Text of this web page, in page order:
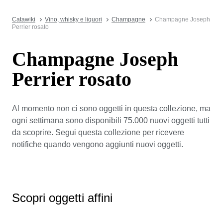
Catawiki Vino, whisky e liquori Champagne
Champagne Joseph
Perrier rosato
Champagne Joseph
Perrier rosato
Al momento non ci sono oggetti in questa collezione, ma
ogni settimana sono disponibili 75.000 nuovi oggetti tutti
da scoprire. Segui questa collezione per ricevere
notifiche quando vengono aggiunti nuovi oggetti.
Scopri oggetti affini